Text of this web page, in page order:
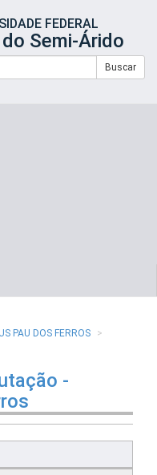
FEDERAL
do Semi-Árido
Buscar
PAU DOS FERROS
-